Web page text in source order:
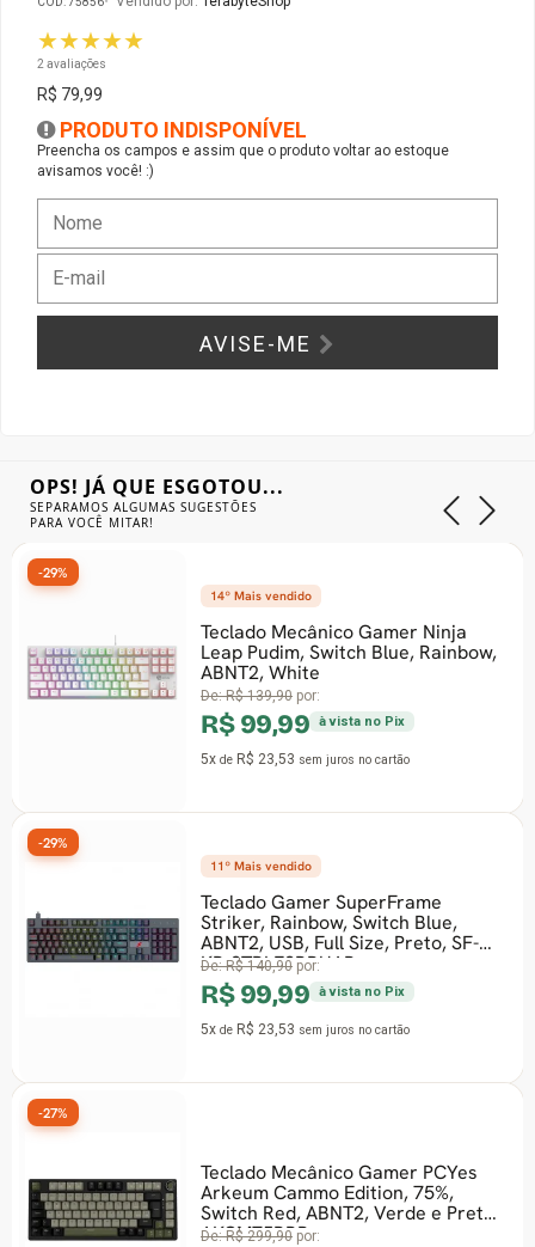
★★★★★
2 avaliações
R$ 79,99
PRODUTO INDISPONÍVEL
Preencha os campos e assim que o produto voltar ao estoque
avisamos você! :)
AVISE-ME
OPS! JÁ QUE ESGOTOU...
SEPARAMOS ALGUMAS SUGESTÕES
PARA VOCÊ MITAR!
14º Mais vendido
Teclado Mecânico Gamer Ninja
Leap Pudim, Switch Blue, Rainbow,
ABNT2, White
De:R$ 139,90 por:
R$ 99,99 à vista no Pix
5x de R$ 23,53 sem juros no cartão
-29%
11º Mais vendido
Teclado Gamer SuperFrame
Striker, Rainbow, Switch Blue,
ABNT2, USB, Full Size, Preto, SF-
KB-STBLFSBBUAB
De:R$ 140,90 por:
R$ 99,99 à vista no Pix
5x de R$ 23,53 sem juros no cartão
-29%
Teclado Mecânico Gamer PCYes
Arkeum Cammo Edition, 75%,
Switch Red, ABNT2, Verde e Preto,
AKCM75RBR
De:R$ 299,90 por:
-27%
Gabinete Liketec
Fonte Thermaltake
Ver Todos